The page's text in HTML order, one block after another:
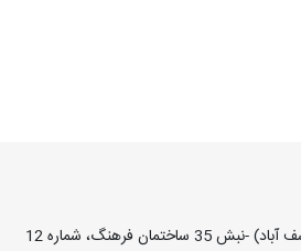
فرهنگ، شماره 12